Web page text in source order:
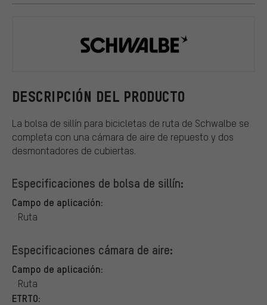
DESCRIPCIÓN DEL PRODUCTO
La bolsa de sillín para bicicletas de ruta de Schwalbe se
completa con una cámara de aire de repuesto y dos
desmontadores de cubiertas.
Especificaciones de bolsa de sillín:
Campo de aplicación:
Ruta
Especificaciones cámara de aire:
Campo de aplicación:
Ruta
ETRTO: